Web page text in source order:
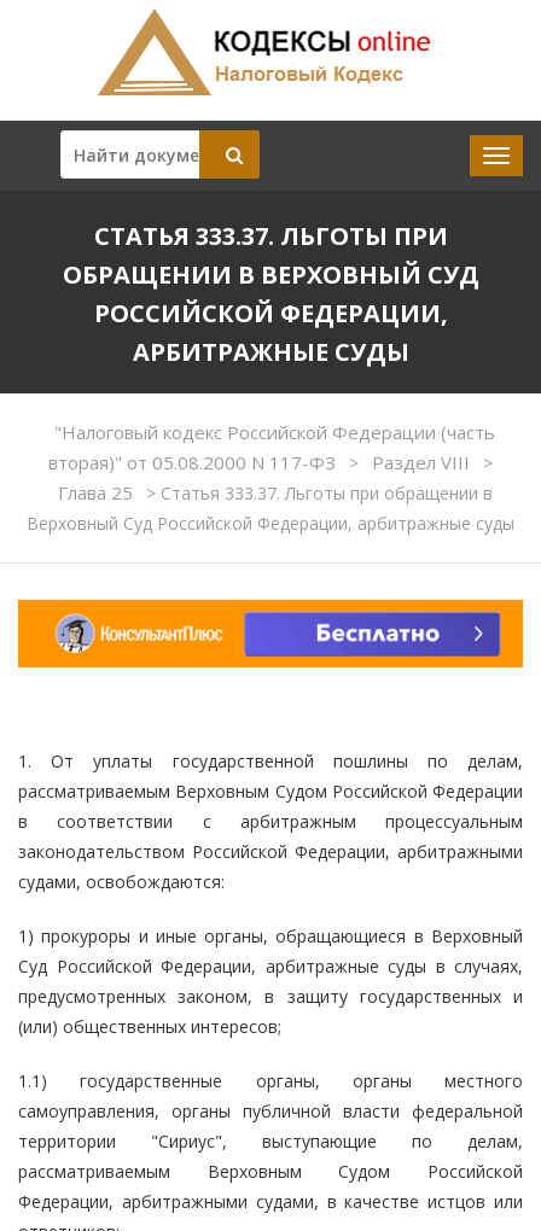
СТАТЬЯ 333.37. ЛЬГОТЫ ПРИ
ОБРАЩЕНИИ В ВЕРХОВНЫЙ СУД
РОССИЙСКОЙ ФЕДЕРАЦИИ,
АРБИТРАЖНЫЕ СУДЫ
"Налоговый кодекс Российской Федерации (часть
вторая)" от 05.08.2000 N 117-ФЗ
> Раздел VIII >
Глава 25 >Статья 333.37. Льготы при обращении в
Верховный Суд Российской Федерации, арбитражные суды
1. От уплаты государственной пошлины по делам,
рассматриваемым Верховным Судом Российской Федерации
в соответствии с арбитражным процессуальным
законодательством Российской Федерации, арбитражными
судами, освобождаются:
1) прокуроры и иные органы, обращающиеся в Верховный
Суд Российской Федерации, арбитражные суды в случаях,
предусмотренных законом, в защиту государственных и
(или) общественных интересов;
1.1) государственные органы, органы местного
самоуправления, органы публичной власти федеральной
территории "Сириус", выступающие по делам,
рассматриваемым Верховным Судом Российской
Федерации, арбитражными судами, в качестве истцов или